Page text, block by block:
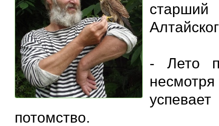
- Лето
потомство.